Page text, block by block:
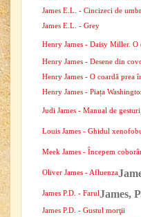
James E.L. - Cincizeci de
James E.L. - Grey
Henry James - Daisy Miller. O
Henry James - Desene din
Henry James - O coardă prea
Henry James - Piața
Judi James - Manual de gesturi
Louis James - Ghidul
Meek James - Începem
Oliver James - Afluenza
James,
James P.D. - Farul
James P.D. - Gustul morţii